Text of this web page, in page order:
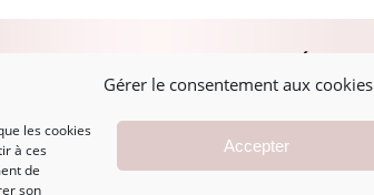
Gérer le consentement aux cookies
les cookies
à ces
de
son
Accepter
Accueil
CGV